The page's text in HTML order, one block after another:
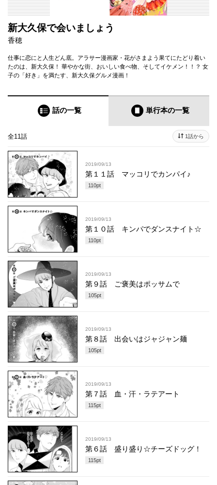
新大久保で会いましょう
香穂
仕事に恋にと人生どん底。アラサー漫画家・花がさまよう果てにたどり着い
たのは、新大久保！ 華やかな街、おいしい食べ物、そしてイケメン！！？ 女
子の「好き」を満たす、新大久保グルメ漫画！
話の一覧 単行本の一覧
全11話 1話から
2019/09/13
第１１話 マッコリでカンパイ♪
110pt
2019/09/13
第１０話 キンパでダンスナイト☆
110pt
2019/09/13
第９話 ご褒美はポッサムで
105pt
2019/09/13
第８話 出会いはジャジャン麺
105pt
2019/09/13
第７話 血・汗・ラテアート
115pt
2019/09/13
第６話 盛り盛り☆チーズドッグ！
115pt